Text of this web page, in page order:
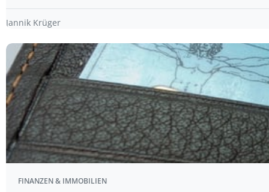
Jannik Krüger
FINANZEN & IMMOBILIEN